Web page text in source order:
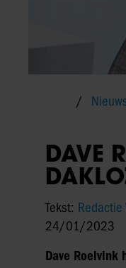
DAVE
Tekst: Redactie
24/01/2023
Dave